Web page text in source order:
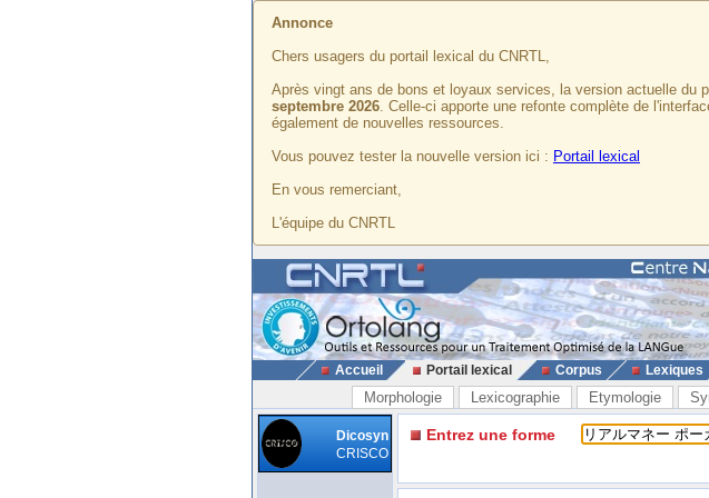
Annonce
Chers usagers du portail lexical du CNRTL,
Après vingt ans de bons et loyaux services, la version actuelle du
septembre 2026. Celle-ci apporte une refonte complète de
également de nouvelles ressources.
Vous pouvez tester la nouvelle version ici : Portail lexical
En vous remerciant,
L'équipe du CNRTL
Accueil Portail lexical Corpus Lexiques
Morphologie Lexicographie Etymologie
Dicosyn
CRISCO
Entrez une forme